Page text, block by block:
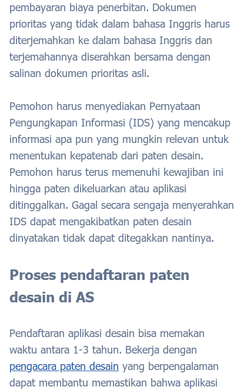
pembayaran biaya penerbitan. Dokumen
prioritas yang tidak dalam bahasa Inggris harus
diterjemahkan ke dalam bahasa Inggris dan
terjemahannya diserahkan bersama dengan
salinan dokumen prioritas asli.
Pemohon harus menyediakan Pernyataan
Pengungkapan Informasi (IDS) yang mencakup
informasi apa pun yang mungkin relevan untuk
menentukan kepatenab dari paten desain.
Pemohon harus terus memenuhi kewajiban ini
hingga paten dikeluarkan atau aplikasi
ditinggalkan. Gagal secara sengaja menyerahkan
IDS dapat mengakibatkan paten desain
dinyatakan tidak dapat ditegakkan nantinya.
Proses pendaftaran paten
desain di AS
Pendaftaran aplikasi desain bisa memakan
waktu antara 1-3 tahun. Bekerja dengan
pengacara paten desain yang berpengalaman
dapat membantu memastikan bahwa aplikasi